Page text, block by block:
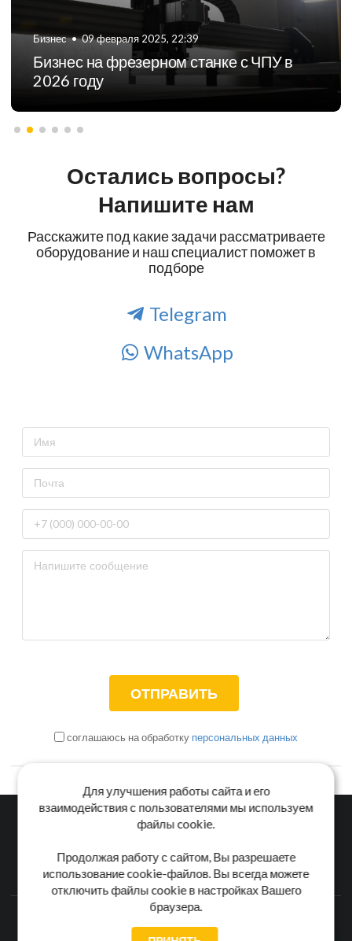
Бизнес • 09 февраля 2025, 22:39
Бизнес на фрезерном станке с ЧПУ в
2026 году
Остались вопросы?
Напишите нам
Расскажите под какие задачи рассматриваете
оборудование и наш специалист поможет в
подборе
Telegram
WhatsApp
соглашаюсь на обработку персональных данных
Главная Каталог Блог Доставка и оплата
Контакты
Для улучшения работы сайта и его
взаимодействия с пользователями мы используем
файлы cookie.
Продолжая работу с сайтом, Вы разрешаете
использование cookie-файлов. Вы всегда можете
отключить файлы cookie в настройках Вашего
браузера.